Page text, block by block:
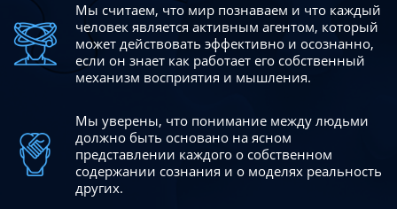
Мы считаем, что мир познаваем и что каждый
человек является активным агентом, который
может действовать эффективно и осознанно,
если он знает как работает его собственный
механизм восприятия и мышления.
Мы уверены, что понимание между людьми
должно быть основано на ясном
представлении каждого о собственном
содержании сознания и о моделях реальность
других.